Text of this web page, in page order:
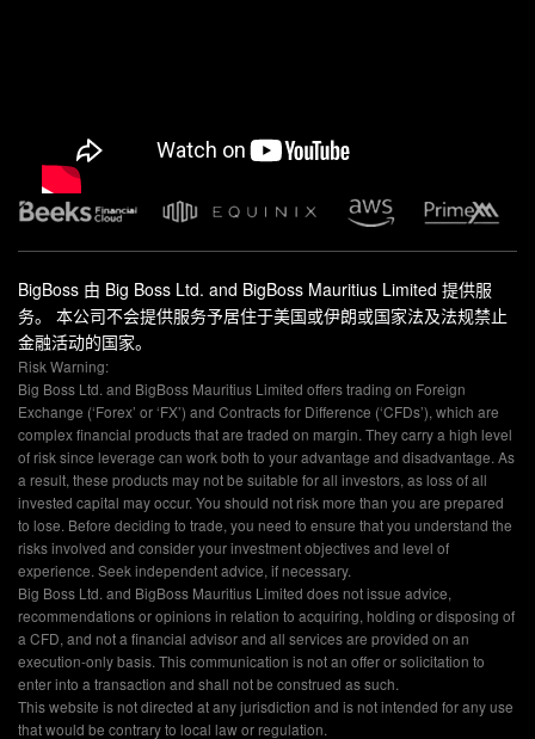
BigBoss 由 Big Boss Ltd. and BigBoss Mauritius Limited 提供服
务。 本公司不会提供服务予居住于美国或伊朗或国家法及法规禁止
金融活动的国家。
Risk Warning:
Big Boss Ltd. and BigBoss Mauritius Limited offers trading on Foreign
Exchange (‘Forex’ or ‘FX’) and Contracts for Difference (‘CFDs’), which are
complex financial products that are traded on margin. They carry a high level
of risk since leverage can work both to your advantage and disadvantage. As
a result, these products may not be suitable for all investors, as loss of all
invested capital may occur. You should not risk more than you are prepared
to lose. Before deciding to trade, you need to ensure that you understand the
risks involved and consider your investment objectives and level of
experience. Seek independent advice, if necessary.
Big Boss Ltd. and BigBoss Mauritius Limited does not issue advice,
recommendations or opinions in relation to acquiring, holding or disposing of
a CFD, and not a financial advisor and all services are provided on an
execution-only basis. This communication is not an offer or solicitation to
enter into a transaction and shall not be construed as such.
This website is not directed at any jurisdiction and is not intended for any use
that would be contrary to local law or regulation.